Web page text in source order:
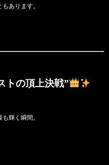
あります。
トの頂上決戦”
輝く瞬間。